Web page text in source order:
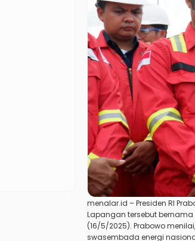
menalar.id – Presiden RI
Lapangan tersebut bernama
(16/5/2025). Prabowo
swasembada energi